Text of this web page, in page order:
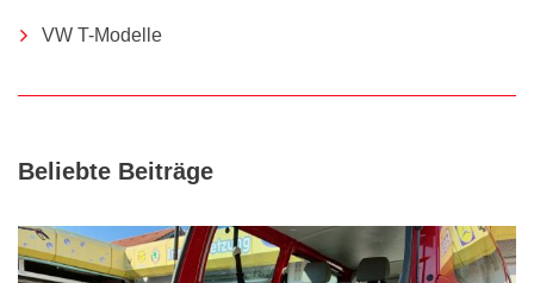
VW T-Modelle
Beliebte Beiträge